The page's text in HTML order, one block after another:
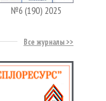
№6 (190) 2025
Все журналы